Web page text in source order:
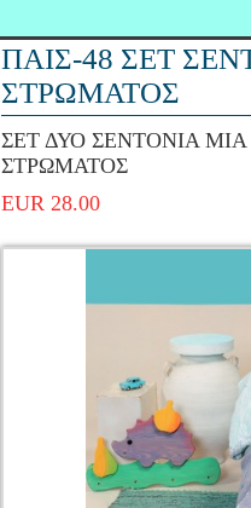
ΠΑΙΣ-48 ΣΕΤ
ΣΤΡΩΜΑΤΟΣ
ΣΕΤ ΔΥΟ ΣΕΝΤΟΝΙΑ
ΣΤΡΩΜΑΤΟΣ
EUR 28.00